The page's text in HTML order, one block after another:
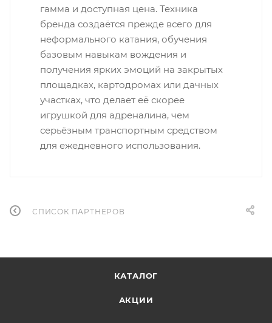
гамма и доступная цена. Техника
бренда создаётся прежде всего для
неформального катания, обучения
базовым навыкам вождения и
получения ярких эмоций на закрытых
площадках, картодромах или дачных
участках, что делает её скорее
игрушкой для адреналина, чем
серьёзным транспортным средством
для ежедневного использования.
СПИСОК ПАРТНЕРОВ
КАТАЛОГ
АКЦИИ